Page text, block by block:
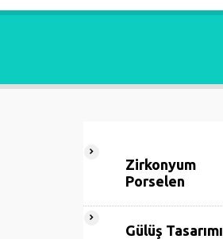
Zirkonyum
Porselen
Gülüş Tasarımı